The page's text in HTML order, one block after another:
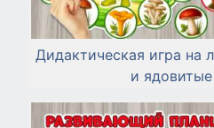
Дидактическая игра на
и